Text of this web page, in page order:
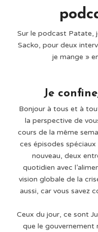
Sur le podcast Patate,
Sacko, pour deux
je mange »
Je
Bonjour à tous et à
la perspective de
cours de la même
ces épisodes
nouveau, deux
quotidien avec
vision globale de la
aussi, car vous savez
Ceux du jour, ce sont
que le gouvernement